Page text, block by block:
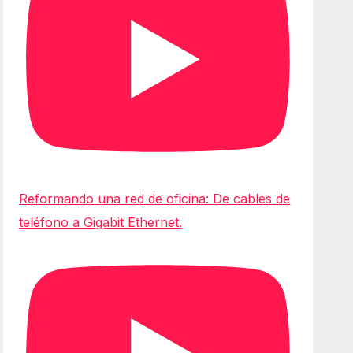
Reformando una red de oficina: De cables de
teléfono a Gigabit Ethernet.